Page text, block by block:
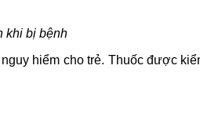
khi bị bệnh
hiểm cho trẻ. Thuốc được